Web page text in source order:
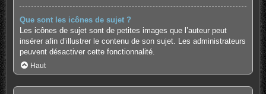
Que sont les icônes de sujet ?
Les icônes de sujet sont de petites images que l’auteur peut
insérer afin d’illustrer le contenu de son sujet. Les administrateurs
peuvent désactiver cette fonctionnalité.
Haut